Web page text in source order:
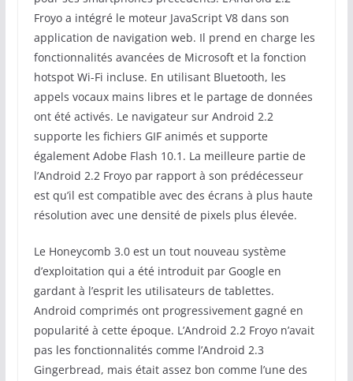
Froyo a intégré le moteur JavaScript V8 dans son
application de navigation web. Il prend en charge les
fonctionnalités avancées de Microsoft et la fonction
hotspot Wi-Fi incluse. En utilisant Bluetooth, les
appels vocaux mains libres et le partage de données
ont été activés. Le navigateur sur Android 2.2
supporte les fichiers GIF animés et supporte
également Adobe Flash 10.1. La meilleure partie de
l’Android 2.2 Froyo par rapport à son prédécesseur
est qu’il est compatible avec des écrans à plus haute
résolution avec une densité de pixels plus élevée.
Le Honeycomb 3.0 est un tout nouveau système
d’exploitation qui a été introduit par Google en
gardant à l’esprit les utilisateurs de tablettes.
Android comprimés ont progressivement gagné en
popularité à cette époque. L’Android 2.2 Froyo n’avait
pas les fonctionnalités comme l’Android 2.3
Gingerbread, mais était assez bon comme l’une des